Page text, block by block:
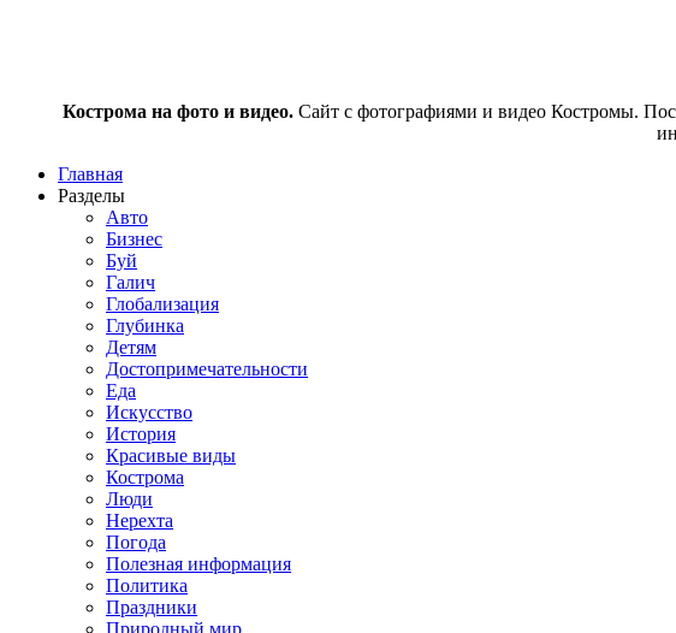
Кострома на фото и видео. Сайт с фотографиями и видео Костромы.
Главная
Разделы
Авто
Бизнес
Буй
Галич
Глобализация
Глубинка
Детям
Достопримечательности
Еда
Искусство
История
Красивые виды
Кострома
Люди
Нерехта
Погода
Полезная информация
Политика
Праздники
Природный мир